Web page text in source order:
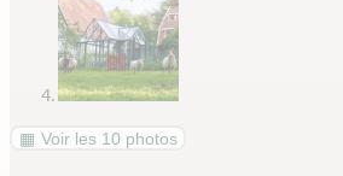
Voir les 10 photos